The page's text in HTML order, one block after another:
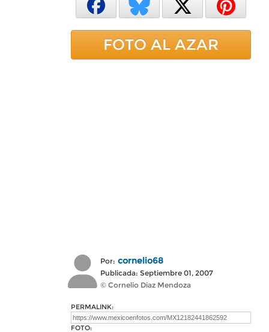
FOTO AL AZAR
Por: cornelio68
Publicada: Septiembre 01, 2007
© Cornelio Diaz Mendoza
PERMALINK:
FOTO: